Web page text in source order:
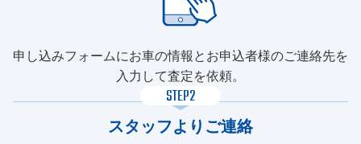
申し込みフォームにお車の情報とお申込者様のご連絡先を
入力して査定を依頼。
STEP2
スタッフよりご連絡